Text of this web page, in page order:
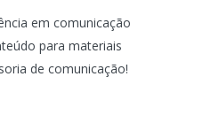
em comunicação
para materiais
de comunicação!